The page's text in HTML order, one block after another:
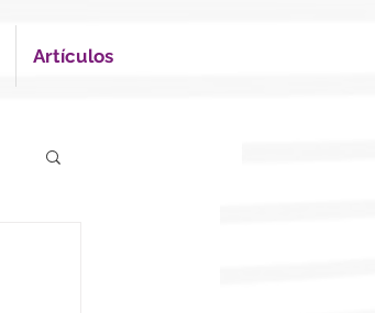
Artículos